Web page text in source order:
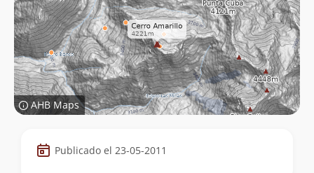
AHB Maps
Datos
de
Publicado el 23-05-2011